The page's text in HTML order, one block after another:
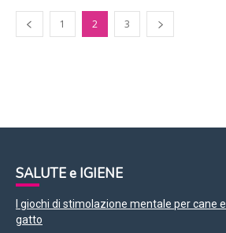
1 2 3
SALUTE e IGIENE
I giochi di stimolazione mentale per cane e
gatto